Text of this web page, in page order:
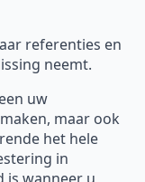
referenties en
neemt.
uw
maar ook
het hele
in
is wanneer u